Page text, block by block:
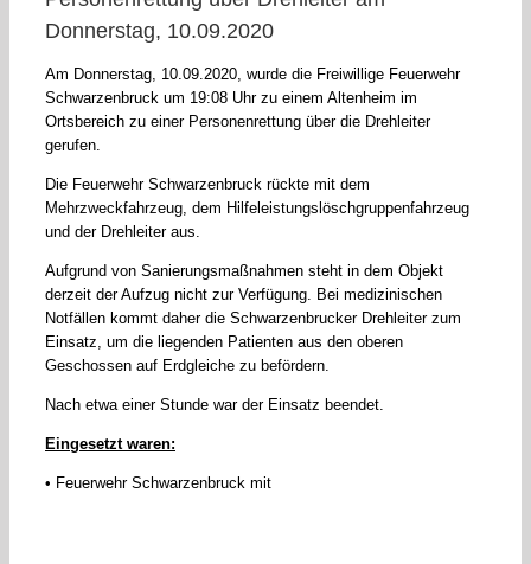
Donnerstag, 10.09.2020
Am Donnerstag, 10.09.2020, wurde die Freiwillige Feuerwehr
Schwarzenbruck um 19:08 Uhr zu einem Altenheim im
Ortsbereich zu einer Personenrettung über die Drehleiter
gerufen.
Die Feuerwehr Schwarzenbruck rückte mit dem
Mehrzweckfahrzeug, dem Hilfeleistungslöschgruppenfahrzeug
und der Drehleiter aus.
Aufgrund von Sanierungsmaßnahmen steht in dem Objekt
derzeit der Aufzug nicht zur Verfügung. Bei medizinischen
Notfällen kommt daher die Schwarzenbrucker Drehleiter zum
Einsatz, um die liegenden Patienten aus den oberen
Geschossen auf Erdgleiche zu befördern.
Nach etwa einer Stunde war der Einsatz beendet.
Eingesetzt waren:
• Feuerwehr Schwarzenbruck mit